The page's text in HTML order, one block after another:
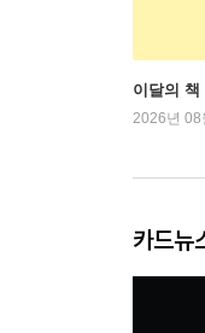
이달의 책
2026년 08
카드뉴